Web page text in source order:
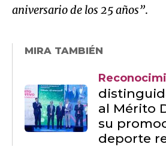
aniversario de los 25 años”.
MIRA TAMBIÉN
al Mérito
su
deporte